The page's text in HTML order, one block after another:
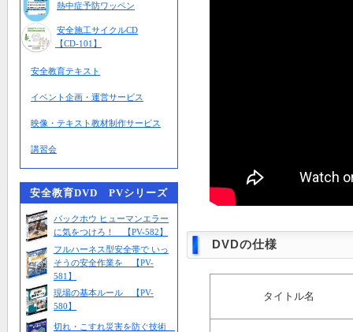
熱中症予防ワッペン
安全施工サイクルCD
【CD-101】
安全教育テキスト
イベント企画・運営サービス
映像・テキスト教材制作サービス
講習会
安全教育DVD PVシリーズ
バックホウ ヒューマンエラー
に気をつけろ！ 【PV-582】
フルハーネス型安全帯で いっ
そうの安全作業を 【PV-
581】
現場の基本ルール 【PV-
580】
切れ・こすれ災害を防ぐ技術
DVDの仕様
タイトル名